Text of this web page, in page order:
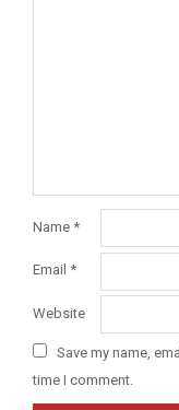
Name *
Email *
Website
Save my name,
time I comment.